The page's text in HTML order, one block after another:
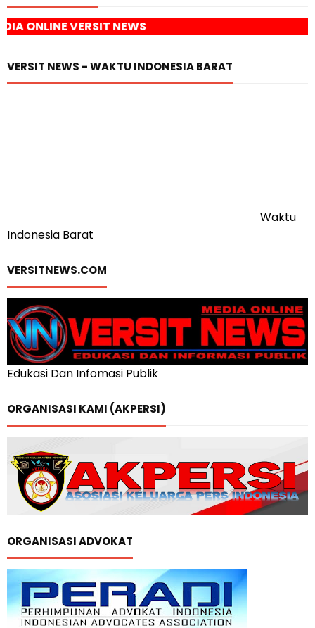
NEWS
VERSIT NEWS - WAKTU INDONESIA BARAT
Waktu
Indonesia Barat
VERSITNEWS.COM
Edukasi Dan Infomasi Publik
ORGANISASI KAMI (AKPERSI)
ORGANISASI ADVOKAT